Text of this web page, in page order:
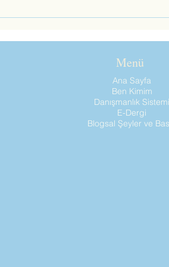
Menü
Ana Sayfa
Ben Kimim
Danışmanlık Sistemi
E-Dergi
Blogsal Şeyler ve